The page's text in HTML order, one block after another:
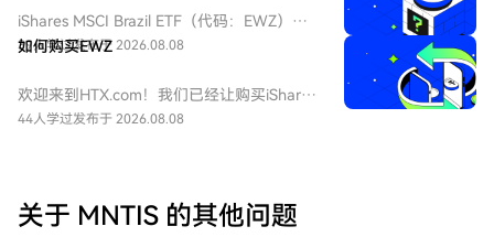
币之旅。第一步：创建您的HTX账户使用您
的电子邮件、手机号码注册一个免费账户在
HTX上。体验无忧的注册过程并解锁所有平
选择您的支付方式信用卡/借记卡购买：使用
您的Visa或Mastercard即时购买全球铀矿开
等流行支付方法以增加便利性。C2C购买：
iShares MSCI Brazil ETF（代码：EWZ），
中文：iShares 巴西 MSCI 指数 ETF，该 ETF
的交易所交易基金。该ETF在纽约证券交易所
（NYSE Arca）上市，旨在追踪MSCI Brazil
年，是衡量巴西市场表现的重要基准。
39人学过发布于 2026.08.08
如何购买EWZ
欢迎来到HTX.com！我们已经让购买iShares
巴西 MSCI 指数 ETF（EWZ）变得简单而便
户在HTX上。体验无忧的注册过程并解锁所
有平台功能。立即注册第二步：前往买币页
44人学过发布于 2026.08.08
关于 MNTIS 的其他问题